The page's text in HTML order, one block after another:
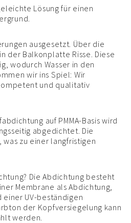
Lösung für einen
ausgesetzt. Über die
der Balkonplatte Risse. Diese
wodurch Wasser in den
wir ins Spiel: Wir
und qualitativ
auf PMMA-Basis wird
abgedichtet. Die
zu einer langfristigen
Die Abdichtung besteht
Membrane als Abdichtung,
einer UV-beständigen
der Kopfversiegelung kann
werden.